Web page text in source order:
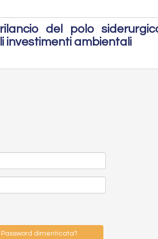
del polo
investimenti ambientali
Password dimenticata?